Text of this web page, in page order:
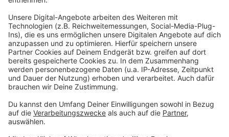
Taschendiebstahl: -11%
Auch die Kinder- und Jugendkriminalität ist insgesamt
gesunken (-7%).
Die Rauschgiftkriminalität ging um 28% zurück -
insbesondere im Bereich Cannabis. Cybercrime sank
um sechs Prozent.
Anzeige